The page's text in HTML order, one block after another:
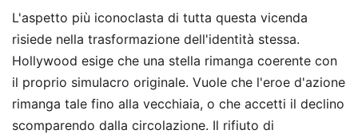
L'aspetto più iconoclasta di tutta questa vicenda
risiede nella trasformazione dell'identità stessa.
Hollywood esige che una stella rimanga coerente con
il proprio simulacro originale. Vuole che l'eroe d'azione
rimanga tale fino alla vecchiaia, o che accetti il declino
scomparendo dalla circolazione. Il rifiuto di